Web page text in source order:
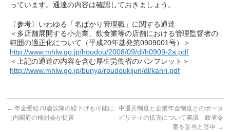
っています。通達の内容は確認しておきましょう。
〔参考〕いわゆる「名ばかり管理職」に関する通達
＜多店舗展開する小売業、飲食業等の店舗における管理監督者の
範囲の適正化について（平成20年基発第0909001号）＞
http://www.mhlw.go.jp/houdou/2008/09/dl/h0909-2a.pdf
＜上記の通達の内容を含む厚生労働省のパンフレット＞
http://www.mhlw.go.jp/bunya/roudoukijun/dl/kanri.pdf
← 年金受給70歳以降の繰下げも可能に
（内閣府の検討会が提言
中退共制度と企業年金制度とのポータ
ビリティの拡充について審議 政省令
案を妥当と答申 →